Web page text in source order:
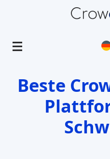
Beste